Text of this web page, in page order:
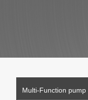
Multi-Function pump